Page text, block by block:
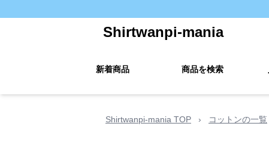
Shirtwanpi-mania
新着商品 商品を検索
Shirtwanpi-mania TOP › コットンの一覧